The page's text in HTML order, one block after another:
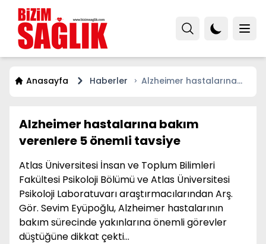
Anasayfa Haberler
Alzheimer hastalarına
Alzheimer hastalarına bakım
verenlere 5 önemli tavsiye
Atlas Üniversitesi İnsan ve Toplum Bilimleri
Fakültesi Psikoloji Bölümü ve Atlas Üniversitesi
Psikoloji Laboratuvarı araştırmacılarından Arş.
Gör. Sevim Eyüpoğlu, Alzheimer hastalarının
bakım sürecinde yakınlarına önemli görevler
düştüğüne dikkat çekti…